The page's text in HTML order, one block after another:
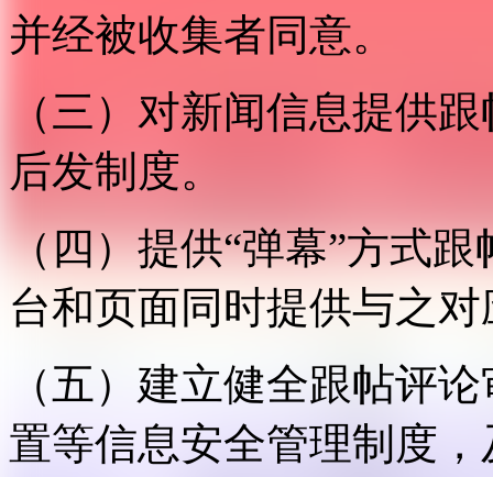
并经被收集者同意。
（三）对新闻信息提供
后发制度。
（四）提供“弹幕”方式
台和页面同时提供与之
（五）建立健全跟帖评
置等信息安全管理制度